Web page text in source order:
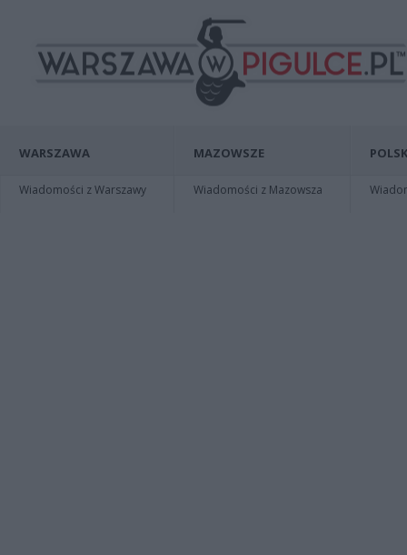
WARSZAWA
Wiadomości z Warszawy
MAZOWSZE
Wiadomości z Mazowsza